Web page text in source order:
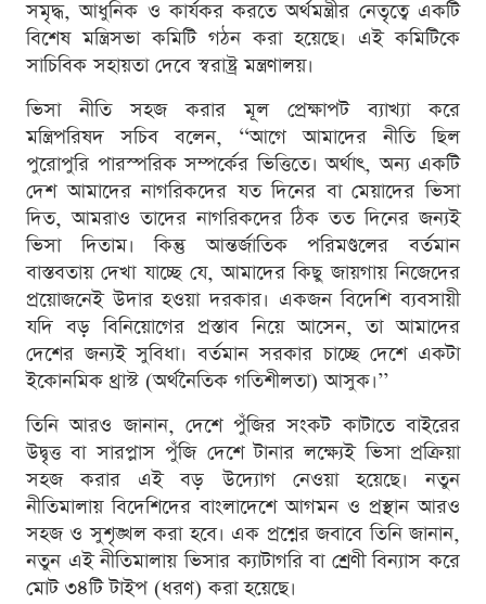
সমৃদ্ধ, আধুনিক ও কার্যকর করতে অর্থমন্ত্রীর নেতৃত্বে একটি
বিশেষ মন্ত্রিসভা কমিটি গঠন করা হয়েছে। এই কমিটিকে
সাচিবিক সহায়তা দেবে স্বরাষ্ট্র মন্ত্রণালয়।
ভিসা নীতি সহজ করার মূল প্রেক্ষাপট ব্যাখ্যা করে
মন্ত্রিপরিষদ সচিব বলেন, ‘‘আগে আমাদের নীতি ছিল
পুরোপুরি পারস্পরিক সম্পর্কের ভিত্তিতে। অর্থাৎ, অন্য একটি
দেশ আমাদের নাগরিকদের যত দিনের বা মেয়াদের ভিসা
দিত, আমরাও তাদের নাগরিকদের ঠিক তত দিনের জন্যই
ভিসা দিতাম। কিন্তু আন্তর্জাতিক পরিমণ্ডলের বর্তমান
বাস্তবতায় দেখা যাচ্ছে যে, আমাদের কিছু জায়গায় নিজেদের
প্রয়োজনেই উদার হওয়া দরকার। একজন বিদেশি ব্যবসায়ী
যদি বড় বিনিয়োগের প্রস্তাব নিয়ে আসেন, তা আমাদের
দেশের জন্যই সুবিধা। বর্তমান সরকার চাচ্ছে দেশে একটা
ইকোনমিক থ্রাস্ট (অর্থনৈতিক গতিশীলতা) আসুক।’’
তিনি আরও জানান, দেশে পুঁজির সংকট কাটাতে বাইরের
উদ্বৃত্ত বা সারপ্লাস পুঁজি দেশে টানার লক্ষ্যেই ভিসা প্রক্রিয়া
সহজ করার এই বড় উদ্যোগ নেওয়া হয়েছে। নতুন
নীতিমালায় বিদেশিদের বাংলাদেশে আগমন ও প্রস্থান আরও
সহজ ও সুশৃঙ্খল করা হবে। এক প্রশ্নের জবাবে তিনি জানান,
নতুন এই নীতিমালায় ভিসার ক্যাটাগরি বা শ্রেণী বিন্যাস করে
মোট ৩৪টি টাইপ (ধরণ) করা হয়েছে।